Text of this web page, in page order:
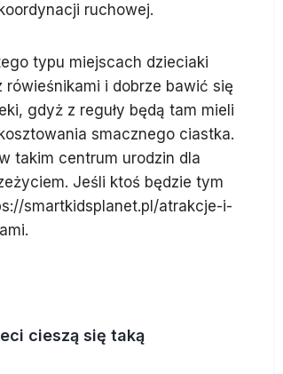
ruchowej.
typu miejscach dzieciaki
i dobrze bawić się
gdyż z reguły będą tam mieli
smacznego ciastka.
takim centrum urodzin dla
Jeśli ktoś będzie tym
smartkidsplanet.pl/atrakcje-i-
cieszą się taką